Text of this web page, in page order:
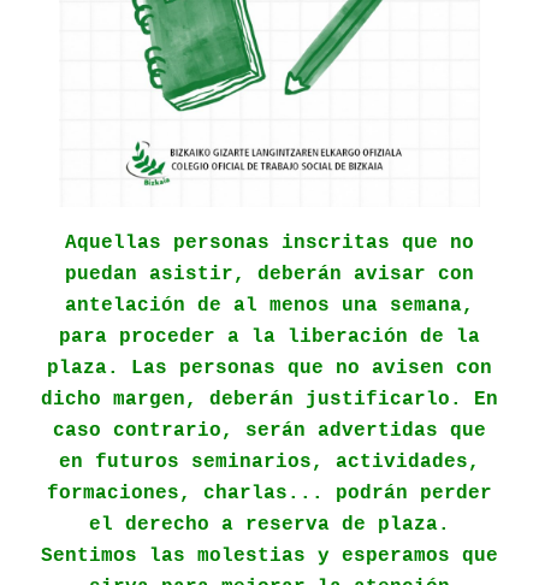
Aquellas personas inscritas que no
puedan asistir, deberán avisar con
antelación de al menos una semana,
para proceder a la liberación de la
plaza. Las personas que no avisen con
dicho margen, deberán justificarlo. En
caso contrario, serán advertidas que
en futuros seminarios, actividades,
formaciones, charlas... podrán perder
el derecho a reserva de plaza.
Sentimos las molestias y esperamos que